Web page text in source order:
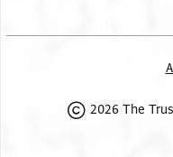
2026 The